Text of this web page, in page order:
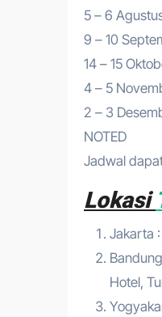
5 – 6
9 – 10
14 – 15
4 – 5
2 – 3
NOTED
Jadwal
Lokasi
Jakarta
Hotel,